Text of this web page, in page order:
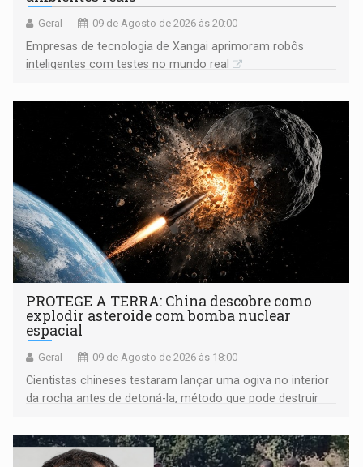
Geral 09 de Agosto de 2026 às 20:00
Empresas de tecnologia de Xangai aprimoram robôs
inteligentes com testes no mundo real
PROTEGE A TERRA: China descobre como
explodir asteroide com bomba nuclear
espacial
Geral 09 de Agosto de 2026 às 18:00
Cientistas chineses testaram lançar uma ogiva no interior
da rocha antes de detoná-la, método que pode destruir